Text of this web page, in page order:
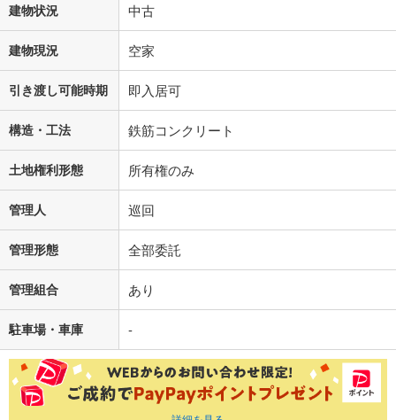
建物状況 中古
建物現況 空家
引き渡し可能時期 即入居可
構造・工法 鉄筋コンクリート
土地権利形態 所有権のみ
管理人 巡回
管理形態 全部委託
管理組合 あり
駐車場・車庫 -